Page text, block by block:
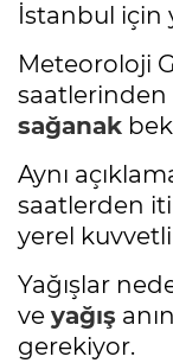
İstanbul için
Meteoroloji
saatlerinden
sağanak
Aynı
saatlerden
yerel kuvvetli
Yağışlar
ve yağış
gerekiyor.